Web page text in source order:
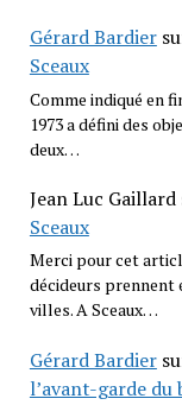
Gérard Bardier
Sceaux
Comme indiqué en
1973 a défini des
deux…
Jean Luc Gaillard
Sceaux
Merci pour cet
décideurs prennent
villes. A Sceaux…
Gérard Bardier
l’avant-garde du